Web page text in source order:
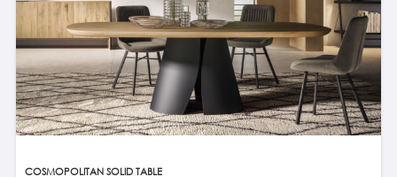
COSMOPOLITAN SOLID TABLE